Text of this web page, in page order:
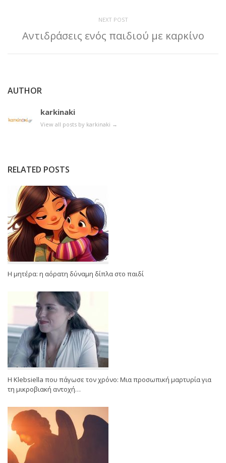
NEXT POST
Αντιδράσεις ενός παιδιού με καρκίνο
AUTHOR
karkinaki
View all posts by karkinaki →
RELATED POSTS
Η μητέρα: η αόρατη δύναμη δίπλα στο παιδί
Η Klebsiella που πάγωσε τον χρόνο: Μια προσωπική μαρτυρία για
τη μικροβιακή αντοχή…